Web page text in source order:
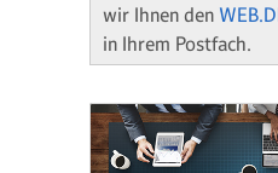
wir Ihnen den
in Ihrem Postfach.